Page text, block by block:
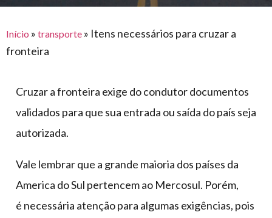
eventos
para
agronegócio
toldos
construção
civil
automotivo
calçados,
lonas
e logística
armazenagem
lonas
de
caminhoneiro
Início » transporte » Itens necessários para cruzar a
fronteira
Cruzar a fronteira exige do condutor documentos
validados para que sua entrada ou saída do país seja
autorizada.
Vale lembrar que a grande maioria dos países da
America do Sul pertencem ao Mercosul. Porém,
é necessária atenção para algumas exigências, pois